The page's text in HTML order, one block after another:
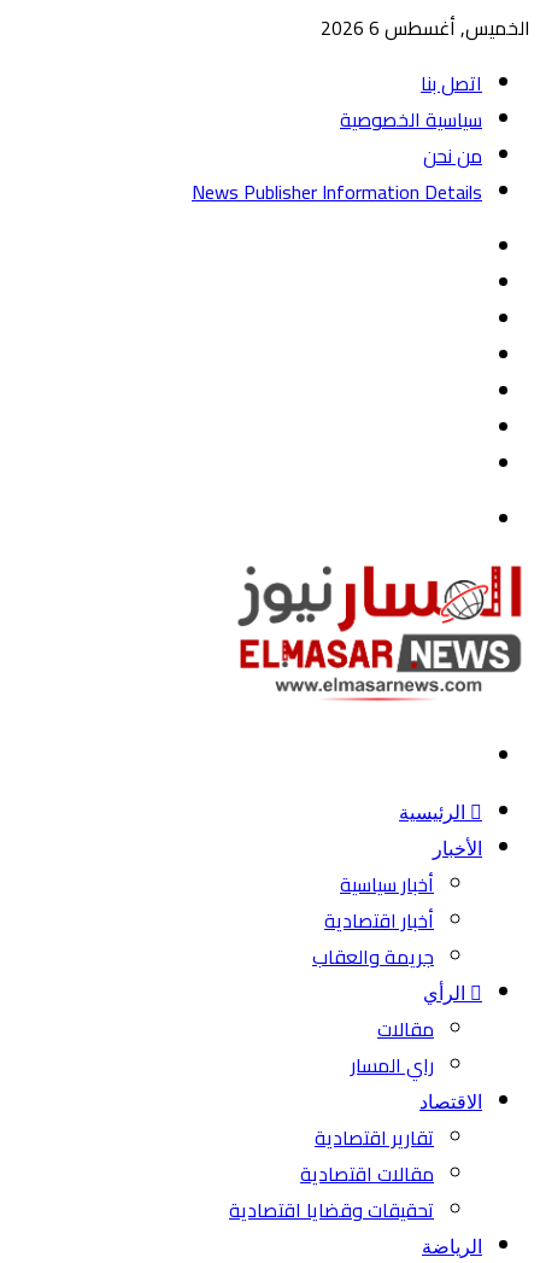
الخميس, أغسطس 6 2026
اتصل بنا
سياسية الخصوصية
من نحن
News Publisher Information Details
الرئيسية
الأخبار
أخبار سياسية
أخبار اقتصادية
جريمة والعقاب
الرأي
مقالات
راي المسار
الاقتصاد
تقارير اقتصادية
مقالات اقتصادية
تحقيقات وقضايا اقتصادية
الرياضة